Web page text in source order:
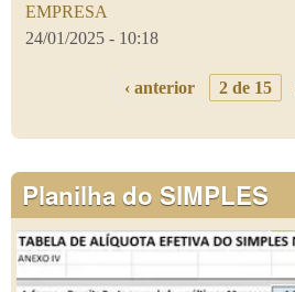
EMPRESA
24/01/2025 - 10:18
‹ anterior 2 de 15
Planilha do SIMPLES